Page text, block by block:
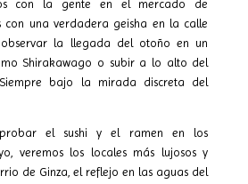
con la gente en el mercado de
con una verdadera geisha en la calle
observar la llegada del otoño en un
Shirakawago o subir a lo alto del
bajo la mirada discreta del
el sushi y el ramen en los
veremos los locales más lujosos y
de Ginza, el reflejo en las aguas del